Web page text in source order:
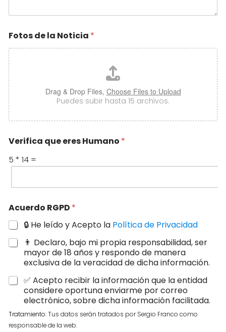
Fotos de la Noticia *
Drag & Drop Files, Choose Files to Upload
Puedes subir hasta 15 archivos.
Verifica que eres Humano *
5 * 14 =
Acuerdo RGPD *
🔒 He leído y Acepto la Política de Privacidad
👨 Declaro, bajo mi propia responsabilidad, ser
mayor de 18 años y respondo de manera
exclusiva de la veracidad de dicha información.
✅ Acepto recibir la información que la entidad
considere oportuna enviarme por correo
electrónico, sobre dicha información facilitada.
Tratamiento:Tus datos serán tratados por Sergio Franco como
responsable de la web.